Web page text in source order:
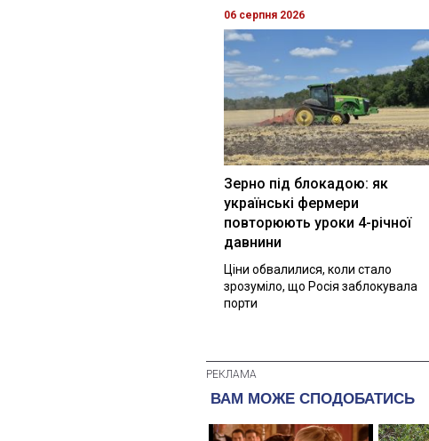
06 серпня 2026
Зерно під блокадою: як
українські фермери
повторюють уроки 4-річної
давнини
Ціни обвалилися, коли стало
зрозуміло, що Росія заблокувала
порти